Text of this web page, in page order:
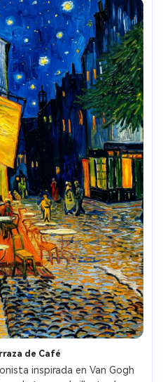
4:5
de Café
inspirada en Van Gogh